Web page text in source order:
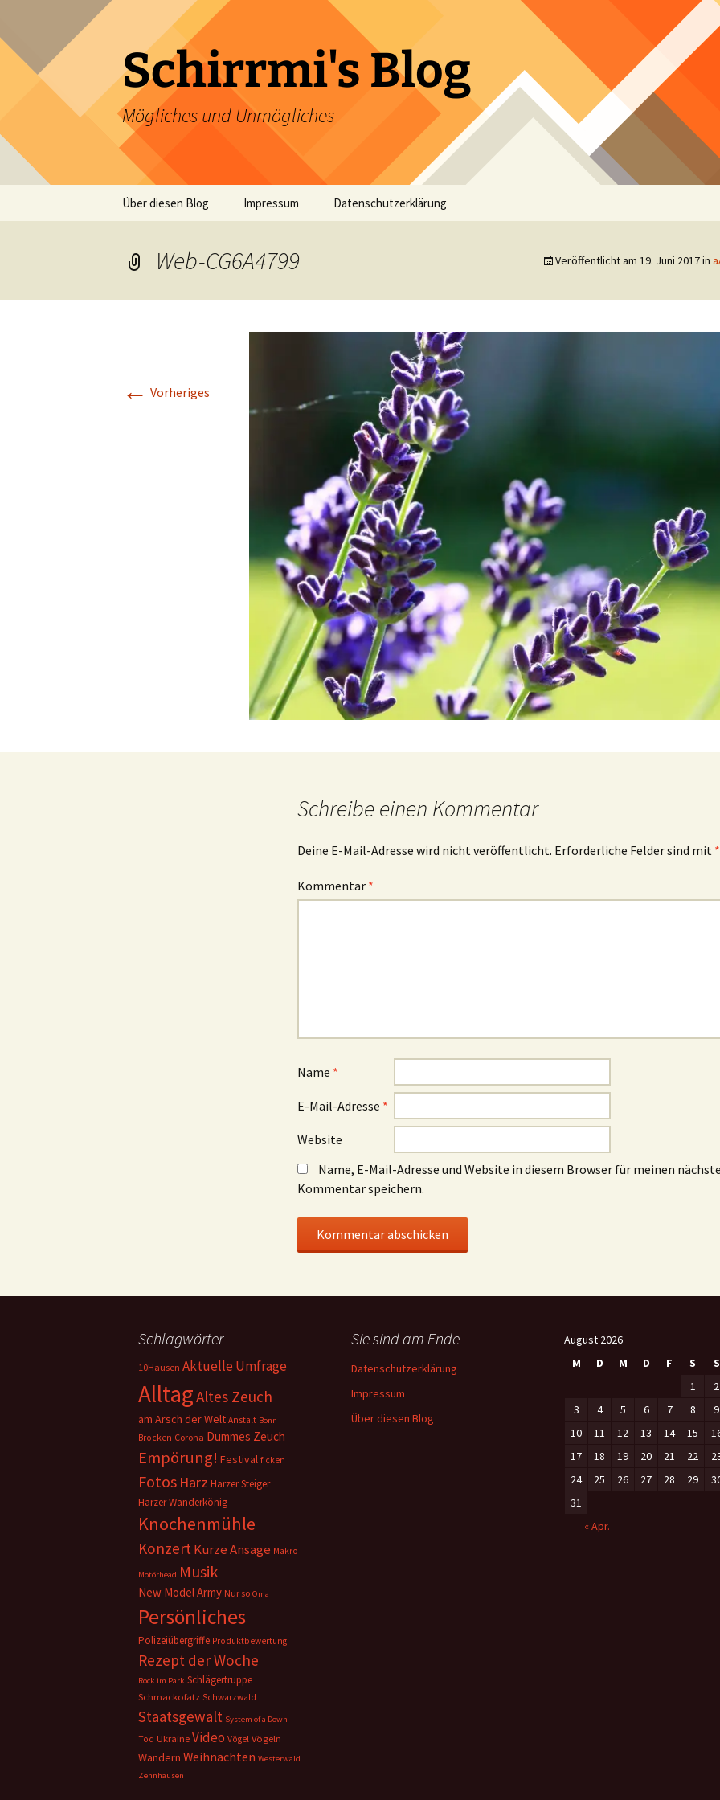
springen
Schirrmi's Blog
Mögliches und Unmögliches
Über diesen Blog Impressum Datenschutzerklärung
Web-CG6A4799 Veröffentlicht am 19. Juni 2017in
← Vorheriges
Schreibe einen Kommentar
Deine E-Mail-Adresse wird nicht veröffentlicht. Erforderliche Felder sind mit *
Kommentar *
Name *
E-Mail-Adresse *
Website
Name, E-Mail-Adresse und Website in diesem Browser für meinen
Kommentar speichern.
Schlagwörter
10Hausen Aktuelle Umfrage
AlltagAltes Zeuch
am Arsch der Welt Anstalt Bonn
Brocken Corona Dummes Zeuch
Empörung! Festival ficken
Fotos Harz Harzer Steiger
Harzer Wanderkönig
Knochenmühle
Konzert Kurze Ansage Makro
Motörhead Musik
New Model Army Nur so Oma
Persönliches
Polizeiübergriffe Produktbewertung
Rezept der Woche
Rock im Park Schlägertruppe
Schmackofatz Schwarzwald
Staatsgewalt System of a Down
Tod Ukraine Video Vögel Vögeln
Wandern Weihnachten Westerwald
Zehnhausen
Sie sind am Ende
Datenschutzerklärung
Impressum
Über diesen Blog
August 2026
M
D M D F S
S
1
2
3
4 5 6 7 8
9
10
11 12 13 14 15
17
18 19 20 21 22
24
25 26 27 28 29
31
« Apr.